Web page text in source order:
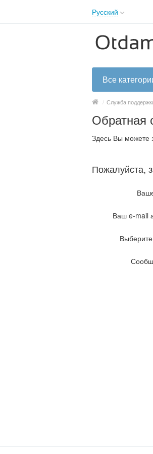
Русский
English
Русский
Українська
Все
/ Служба
Обратная
Здесь Вы можете
Пожалуйста,
Ваш e-mail